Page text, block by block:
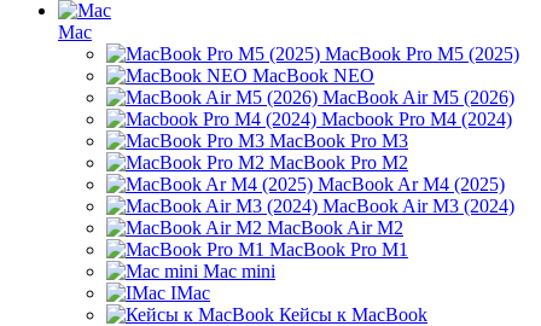
Mac
MacBook Pro M5 (2025)
MacBook NEO
MacBook Air M5 (2026)
Macbook Pro M4 (2024)
MacBook Pro M3
MacBook Pro M2
MacBook Ar M4 (2025)
MacBook Air M3 (2024)
MacBook Air M2
MacBook Pro M1
Mac mini
IMac
Кейсы к MacBook